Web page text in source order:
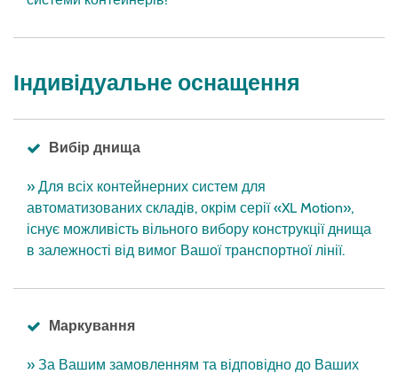
Індивідуальне оснащення
Вибір днища
» Для всіх контейнерних систем для
автоматизованих складів, окрім серії «XL Motion»,
існує можливість вільного вибору конструкції днища
в залежності від вимог Вашої транспортної лінії.
Маркування
» За Вашим замовленням та відповідно до Ваших